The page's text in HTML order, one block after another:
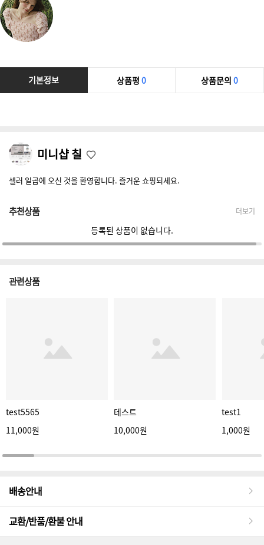
기본정보 상품평 0 상품문의 0
미니샵 칠
셀러 일곱에 오신 것을 환영합니다. 즐거운 쇼핑되세요.
추천상품 더보기
등록된 상품이 없습니다.
관련상품
test5565
11,000원
테스트
10,000원
test1
1,000원
배송안내
교환/반품/환불 안내